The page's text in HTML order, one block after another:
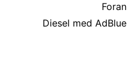
Foran
Diesel med AdBlue